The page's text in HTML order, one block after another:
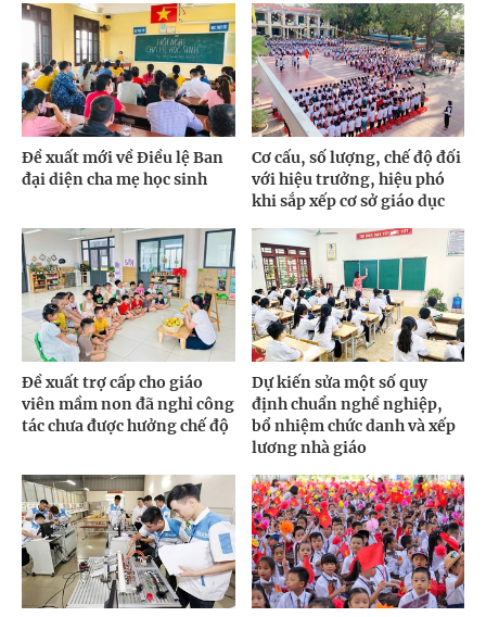
Đề xuất mới về Điều lệ Ban
đại diện cha mẹ học sinh
Cơ cấu, số lượng, chế độ đối
với hiệu trưởng, hiệu phó
khi sắp xếp cơ sở giáo dục
Đề xuất trợ cấp cho giáo
viên mầm non đã nghỉ công
tác chưa được hưởng chế độ
Dự kiến sửa một số quy
định chuẩn nghề nghiệp,
bổ nhiệm chức danh và xếp
lương nhà giáo